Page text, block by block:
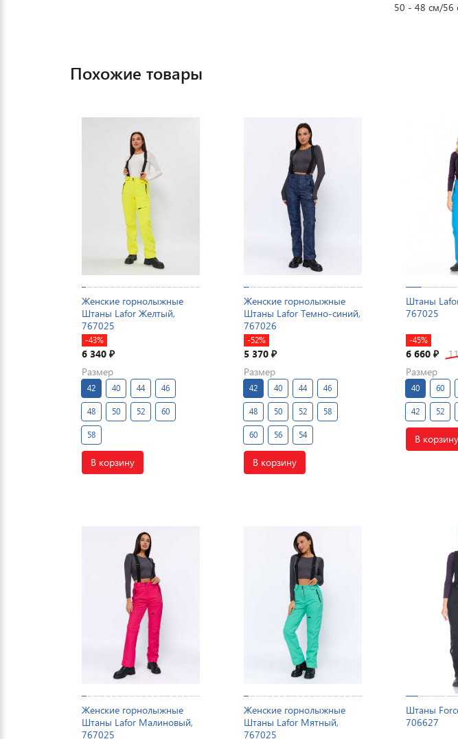
50 - 48 см/56
Похожие товары
Женские горнолыжные
Штаны Lafor Желтый,
767025
-43%
6 340 ₽
Размер
42 40 44 46
48 50 52 60
58
В корзину
Женские горнолыжные
Штаны Lafor Темно-синий,
767026
-52%
5 370₽
Размер
42 40 44 46
48 50 52 58
60 56 54
В корзину
Штаны
767025
-45%
6 660₽
Размер
40 60
42 52
В корзину
Женские горнолыжные
Штаны Lafor Малиновый,
767025
Женские горнолыжные
Штаны Lafor Мятный,
767025
Штаны
706627